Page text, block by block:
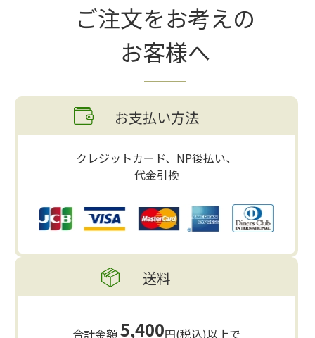
ご注文をお考えの
お客様へ
お支払い方法
クレジットカード、NP後払い、
代金引換
送料
合計金額5,400円(税込)以上で